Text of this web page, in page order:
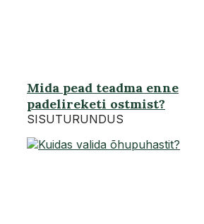
Mida pead teadma enne
padelireketi ostmist?
SISUTURUNDUS